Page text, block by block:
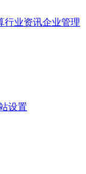
行业资讯企业管理
设置